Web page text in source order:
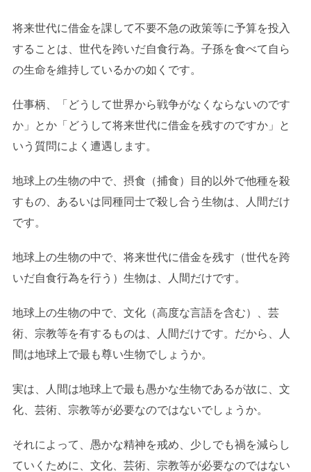
将来世代に借金を課して不要不急の政策等に予算を投入
することは、世代を跨いだ自食行為。子孫を食べて自ら
の生命を維持しているかの如くです。
仕事柄、「どうして世界から戦争がなくならないのです
か」とか「どうして将来世代に借金を残すのですか」と
いう質問によく遭遇します。
地球上の生物の中で、摂食（捕食）目的以外で他種を殺
すもの、あるいは同種同士で殺し合う生物は、人間だけ
です。
地球上の生物の中で、将来世代に借金を残す（世代を跨
いだ自食行為を行う）生物は、人間だけです。
地球上の生物の中で、文化（高度な言語を含む）、芸
術、宗教等を有するものは、人間だけです。だから、人
間は地球上で最も尊い生物でしょうか。
実は、人間は地球上で最も愚かな生物であるが故に、文
化、芸術、宗教等が必要なのではないでしょうか。
それによって、愚かな精神を戒め、少しでも禍を減らし
ていくために、文化、芸術、宗教等が必要なのではない